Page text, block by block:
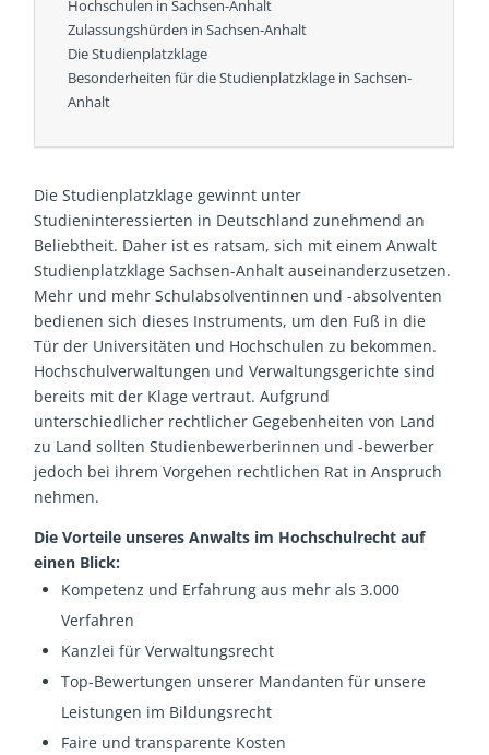
Hochschulen in Sachsen-Anhalt
Zulassungshürden in Sachsen-Anhalt
Die Studienplatzklage
Besonderheiten für die Studienplatzklage in Sachsen-
Anhalt
Die Studienplatzklage gewinnt unter
Studieninteressierten in Deutschland zunehmend an
Beliebtheit. Daher ist es ratsam, sich mit einem Anwalt
Studienplatzklage Sachsen-Anhalt auseinanderzusetzen.
Mehr und mehr Schulabsolventinnen und -absolventen
bedienen sich dieses Instruments, um den Fuß in die
Tür der Universitäten und Hochschulen zu bekommen.
Hochschulverwaltungen und Verwaltungsgerichte sind
bereits mit der Klage vertraut. Aufgrund
unterschiedlicher rechtlicher Gegebenheiten von Land
zu Land sollten Studienbewerberinnen und -bewerber
jedoch bei ihrem Vorgehen rechtlichen Rat in Anspruch
nehmen.
Die Vorteile unseres Anwalts im Hochschulrecht auf
einen Blick:
Kompetenz und Erfahrung aus mehr als 3.000
Verfahren
Kanzlei für Verwaltungsrecht
Top-Bewertungen unserer Mandanten für unsere
Leistungen im Bildungsrecht
Faire und transparente Kosten